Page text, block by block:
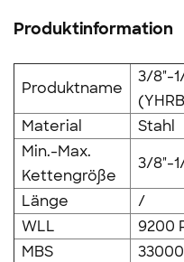
Produktinformation
Produktname
3/8"-
Material
Stahl
Min.-Max.
Kettengröße
3/8"-
Länge
/
WLL
9200
MBS